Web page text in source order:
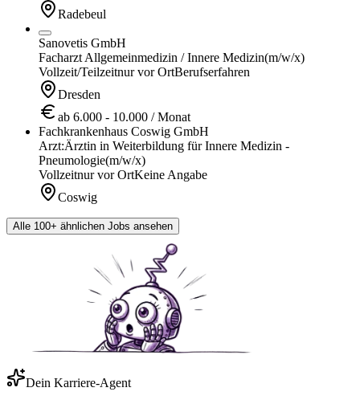
Radebeul
Sanovetis GmbH
Facharzt Allgemeinmedizin / Innere Medizin(m/w/x)
Vollzeit/Teilzeitnur vor OrtBerufserfahren
Dresden
ab 6.000 - 10.000 / Monat
Fachkrankenhaus Coswig GmbH
Arzt:Ärztin in Weiterbildung für Innere Medizin -
Pneumologie(m/w/x)
Vollzeitnur vor OrtKeine Angabe
Coswig
Alle 100+ ähnlichen Jobs ansehen
Dein Karriere-Agent